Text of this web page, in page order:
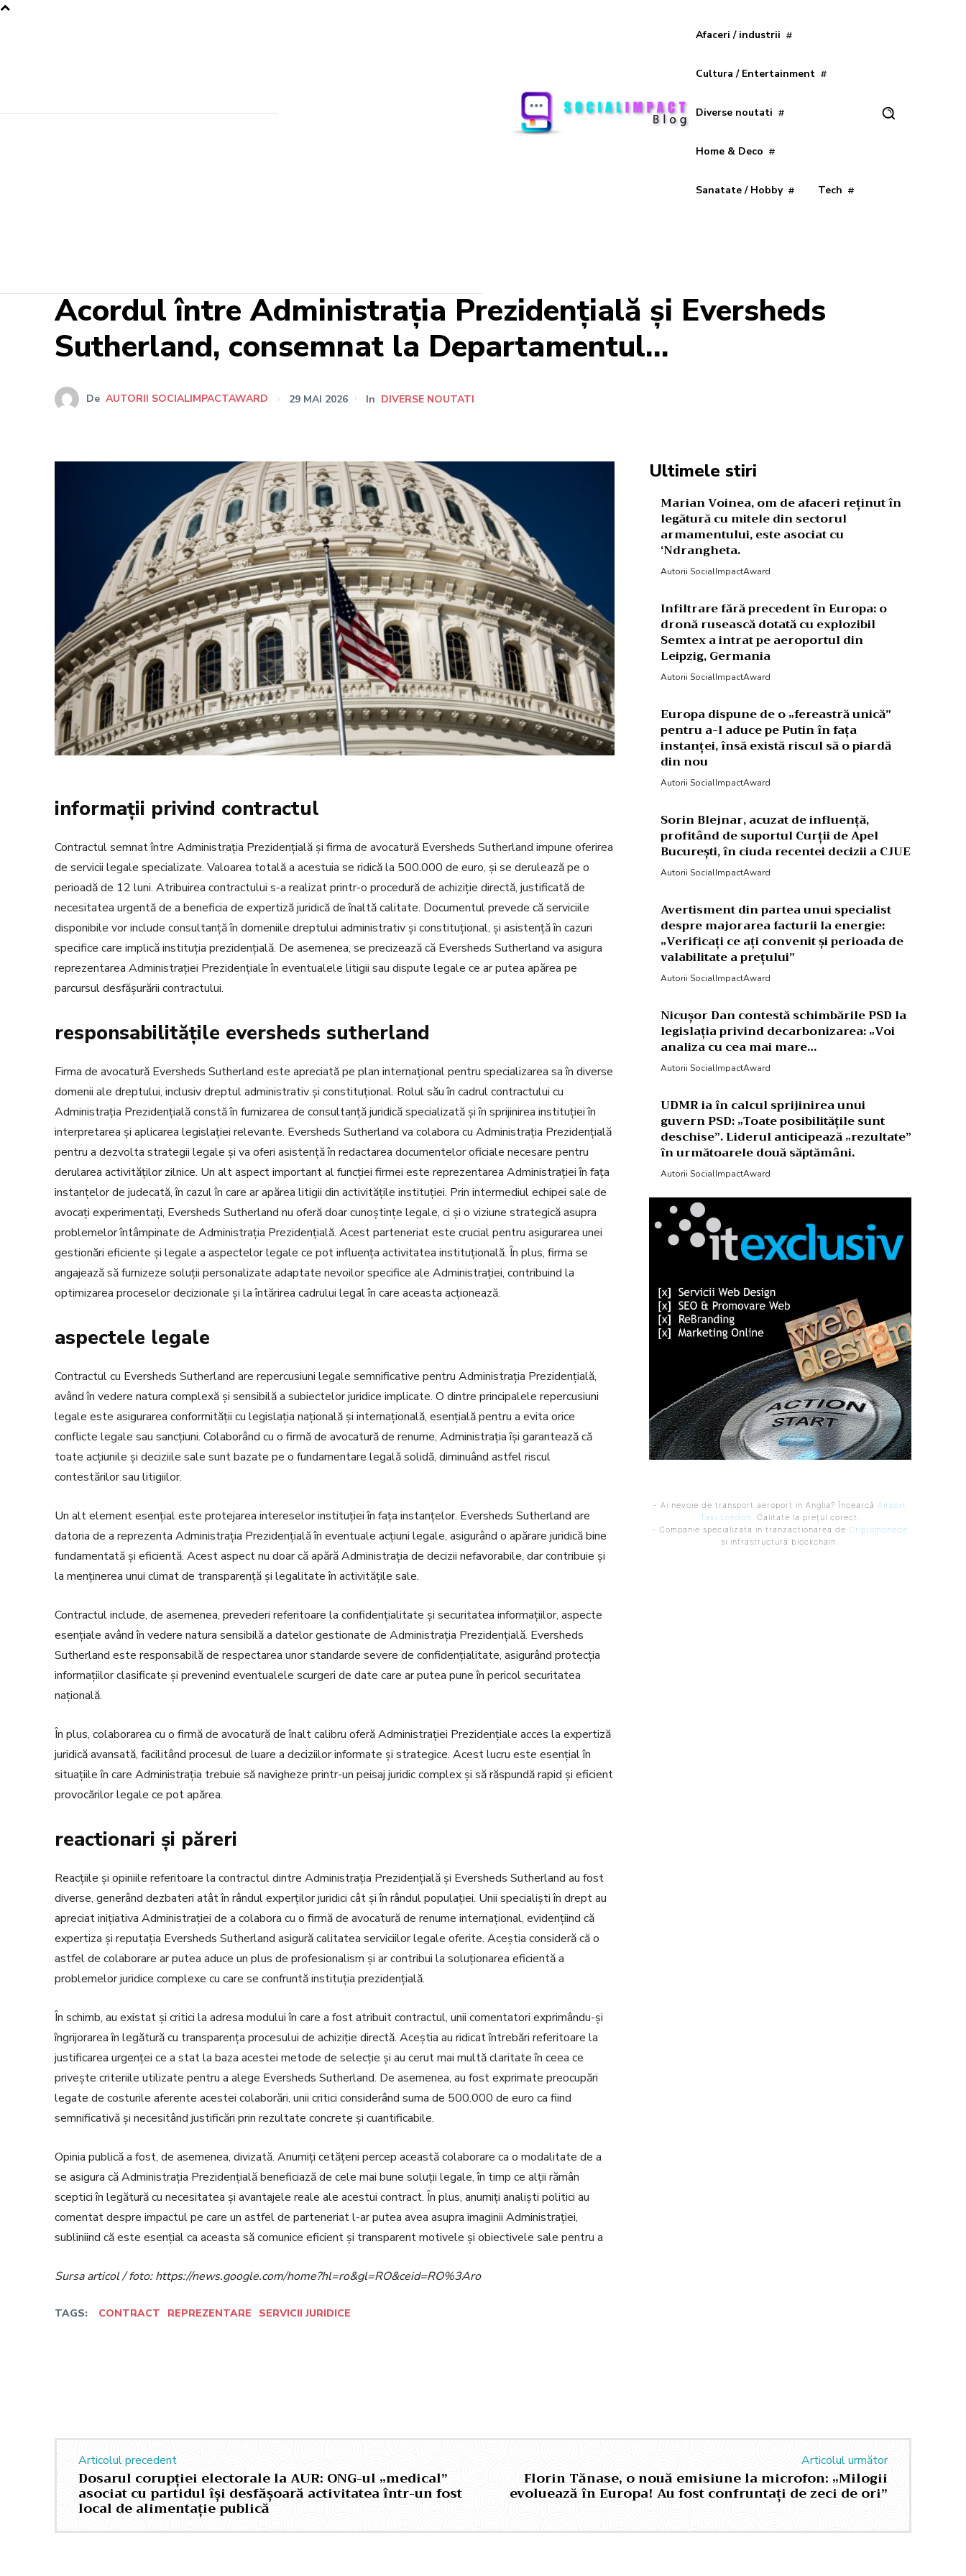
Afaceri / industrii
Cultura / Entertainment
Diverse noutati
Home & Deco
Sanatate / Hobby Tech
Acordul între Administrația Prezidențială și Eversheds
Sutherland, consemnat la Departamentul…
De AUTORII SOCIALIMPACTAWARD 29 MAI 2026 In DIVERSE NOUTATI
informații privind contractul
Contractul semnat între Administrația Prezidențială și firma de avocatură Eversheds Sutherland impune oferirea
de servicii legale specializate. Valoarea totală a acestuia se ridică la 500.000 de euro, și se derulează pe o
perioadă de 12 luni. Atribuirea contractului s-a realizat printr-o procedură de achiziție directă, justificată de
necesitatea urgentă de a beneficia de expertiză juridică de înaltă calitate. Documentul prevede că serviciile
disponibile vor include consultanță în domeniile dreptului administrativ și constituțional, și asistență în cazuri
specifice care implică instituția prezidențială. De asemenea, se precizează că Eversheds Sutherland va asigura
reprezentarea Administrației Prezidențiale în eventualele litigii sau dispute legale ce ar putea apărea pe
parcursul desfășurării contractului.
responsabilitățile eversheds sutherland
Firma de avocatură Eversheds Sutherland este apreciată pe plan internațional pentru specializarea sa în diverse
domenii ale dreptului, inclusiv dreptul administrativ și constituțional. Rolul său în cadrul contractului cu
Administrația Prezidențială constă în furnizarea de consultanță juridică specializată și în sprijinirea instituției în
interpretarea și aplicarea legislației relevante. Eversheds Sutherland va colabora cu Administrația Prezidențială
pentru a dezvolta strategii legale și va oferi asistență în redactarea documentelor oficiale necesare pentru
derularea activităților zilnice. Un alt aspect important al funcției firmei este reprezentarea Administrației în fața
instanțelor de judecată, în cazul în care ar apărea litigii din activitățile instituției. Prin intermediul echipei sale de
avocați experimentați, Eversheds Sutherland nu oferă doar cunoștințe legale, ci și o viziune strategică asupra
problemelor întâmpinate de Administrația Prezidențială. Acest parteneriat este crucial pentru asigurarea unei
gestionări eficiente și legale a aspectelor legale ce pot influența activitatea instituțională. În plus, firma se
angajează să furnizeze soluții personalizate adaptate nevoilor specifice ale Administrației, contribuind la
optimizarea proceselor decizionale și la întărirea cadrului legal în care aceasta acționează.
aspectele legale
Contractul cu Eversheds Sutherland are repercusiuni legale semnificative pentru Administrația Prezidențială,
având în vedere natura complexă și sensibilă a subiectelor juridice implicate. O dintre principalele repercusiuni
legale este asigurarea conformității cu legislația națională și internațională, esențială pentru a evita orice
conflicte legale sau sancțiuni. Colaborând cu o firmă de avocatură de renume, Administrația își garantează că
toate acțiunile și deciziile sale sunt bazate pe o fundamentare legală solidă, diminuând astfel riscul
contestărilor sau litigiilor.
Un alt element esențial este protejarea intereselor instituției în fața instanțelor. Eversheds Sutherland are
datoria de a reprezenta Administrația Prezidențială în eventuale acțiuni legale, asigurând o apărare juridică bine
fundamentată și eficientă. Acest aspect nu doar că apără Administrația de decizii nefavorabile, dar contribuie și
la menținerea unui climat de transparență și legalitate în activitățile sale.
Contractul include, de asemenea, prevederi referitoare la confidențialitate și securitatea informațiilor, aspecte
esențiale având în vedere natura sensibilă a datelor gestionate de Administrația Prezidențială. Eversheds
Sutherland este responsabilă de respectarea unor standarde severe de confidențialitate, asigurând protecția
informațiilor clasificate și prevenind eventualele scurgeri de date care ar putea pune în pericol securitatea
națională.
În plus, colaborarea cu o firmă de avocatură de înalt calibru oferă Administrației Prezidențiale acces la expertiză
juridică avansată, facilitând procesul de luare a deciziilor informate și strategice. Acest lucru este esențial în
situațiile în care Administrația trebuie să navigheze printr-un peisaj juridic complex și să răspundă rapid și eficient
provocărilor legale ce pot apărea.
reactionari și păreri
Reacțiile și opiniile referitoare la contractul dintre Administrația Prezidențială și Eversheds Sutherland au fost
diverse, generând dezbateri atât în rândul experților juridici cât și în rândul populației. Unii specialiști în drept au
apreciat inițiativa Administrației de a colabora cu o firmă de avocatură de renume internațional, evidențiind că
expertiza și reputația Eversheds Sutherland asigură calitatea serviciilor legale oferite. Aceștia consideră că o
astfel de colaborare ar putea aduce un plus de profesionalism și ar contribui la soluționarea eficientă a
problemelor juridice complexe cu care se confruntă instituția prezidențială.
În schimb, au existat și critici la adresa modului în care a fost atribuit contractul, unii comentatori exprimându-și
îngrijorarea în legătură cu transparența procesului de achiziție directă. Aceștia au ridicat întrebări referitoare la
justificarea urgenței ce a stat la baza acestei metode de selecție și au cerut mai multă claritate în ceea ce
privește criteriile utilizate pentru a alege Eversheds Sutherland. De asemenea, au fost exprimate preocupări
legate de costurile aferente acestei colaborări, unii critici considerând suma de 500.000 de euro ca fiind
semnificativă și necesitând justificări prin rezultate concrete și cuantificabile.
Opinia publică a fost, de asemenea, divizată. Anumiți cetățeni percep această colaborare ca o modalitate de a
se asigura că Administrația Prezidențială beneficiază de cele mai bune soluții legale, în timp ce alții rămân
sceptici în legătură cu necesitatea și avantajele reale ale acestui contract. În plus, anumiți analiști politici au
comentat despre impactul pe care un astfel de parteneriat l-ar putea avea asupra imaginii Administrației,
subliniind că este esențial ca aceasta să comunice eficient și transparent motivele și obiectivele sale pentru a
Sursa articol / foto: https://news.google.com/home?hl=ro&gl=RO&ceid=RO%3Aro
TAGS: CONTRACT REPREZENTARE SERVICII JURIDICE
Ultimele stiri
Marian Voinea, om de afaceri reținut în
legătură cu mitele din sectorul
armamentului, este asociat cu
‘Ndrangheta.
Autorii SocialImpactAward
Infiltrare fără precedent în Europa: o
dronă rusească dotată cu explozibil
Semtex a intrat pe aeroportul din
Leipzig, Germania
Autorii SocialImpactAward
Europa dispune de o „fereastră unică”
pentru a-l aduce pe Putin în fața
instanței, însă există riscul să o piardă
din nou
Autorii SocialImpactAward
Sorin Blejnar, acuzat de influență,
profitând de suportul Curții de Apel
București, în ciuda recentei decizii a CJUE
Autorii SocialImpactAward
Avertisment din partea unui specialist
despre majorarea facturii la energie:
„Verificați ce ați convenit și perioada de
valabilitate a prețului”
Autorii SocialImpactAward
Nicușor Dan contestă schimbările PSD la
legislația privind decarbonizarea: „Voi
analiza cu cea mai mare…
Autorii SocialImpactAward
UDMR ia în calcul sprijinirea unui
guvern PSD: „Toate posibilitățile sunt
deschise”. Liderul anticipează „rezultate”
în următoarele două săptămâni.
Autorii SocialImpactAward
- Ai nevoie de transport aeroport in Anglia? ÎncearcăAirport
Taxi London. Calitate la prețul corect.
- Companie specializata in tranzactionarea deCriptomonede
si infrastructura blockchain.
Articolul precedent
Dosarul corupției electorale la AUR: ONG-ul „medical”
asociat cu partidul își desfășoară activitatea într-un fost
local de alimentație publică
Articolul următor
Florin Tănase, o nouă emisiune la microfon: „Milogii
evoluează în Europa! Au fost confruntați de zeci de ori”